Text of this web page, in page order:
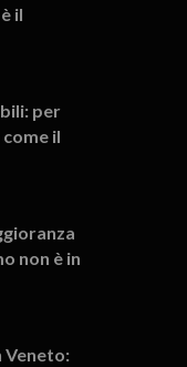
il
per
il
non è in
Veneto: